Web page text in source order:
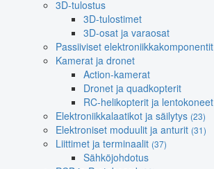
3D-tulostus
3D-tulostimet
3D-osat ja varaosat
Passiiviset elektroniikkakomponentit
Kamerat ja dronet
Action-kamerat
Dronet ja quadkopterit
RC-helikopterit ja lentokoneet
Elektroniikkalaatikot ja säilytys (23)
Elektroniset moduulit ja anturit (31)
Liittimet ja terminaalit (37)
Sähköjohdotus